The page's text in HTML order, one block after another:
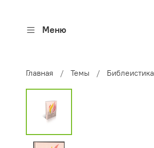
Меню
Главная Темы Библеистика